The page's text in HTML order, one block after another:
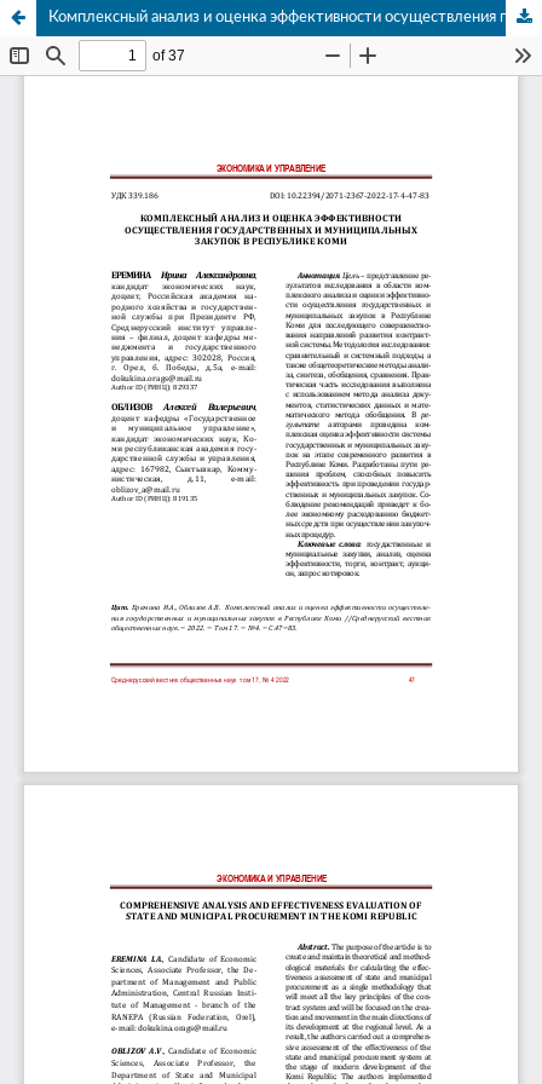
Комплексный анализ и оценка эффективности осуществления государственных и муниципальных закупок в Республике Коми